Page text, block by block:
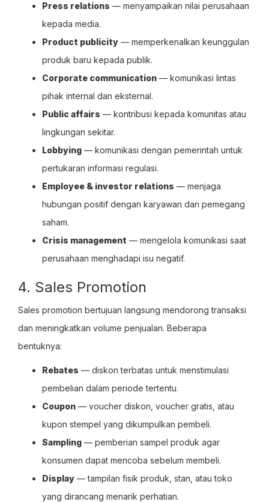
Press relations — menyampaikan nilai perusahaan
kepada media.
Product publicity — memperkenalkan keunggulan
produk baru kepada publik.
Corporate communication — komunikasi lintas
pihak internal dan eksternal.
Public affairs — kontribusi kepada komunitas atau
lingkungan sekitar.
Lobbying — komunikasi dengan pemerintah untuk
pertukaran informasi regulasi.
Employee & investor relations — menjaga
hubungan positif dengan karyawan dan pemegang
saham.
Crisis management — mengelola komunikasi saat
perusahaan menghadapi isu negatif.
4. Sales Promotion
Sales promotion bertujuan langsung mendorong transaksi
dan meningkatkan volume penjualan. Beberapa
bentuknya:
Rebates — diskon terbatas untuk menstimulasi
pembelian dalam periode tertentu.
Coupon — voucher diskon, voucher gratis, atau
kupon stempel yang dikumpulkan pembeli.
Sampling — pemberian sampel produk agar
konsumen dapat mencoba sebelum membeli.
Display — tampilan fisik produk, stan, atau toko
yang dirancang menarik perhatian.